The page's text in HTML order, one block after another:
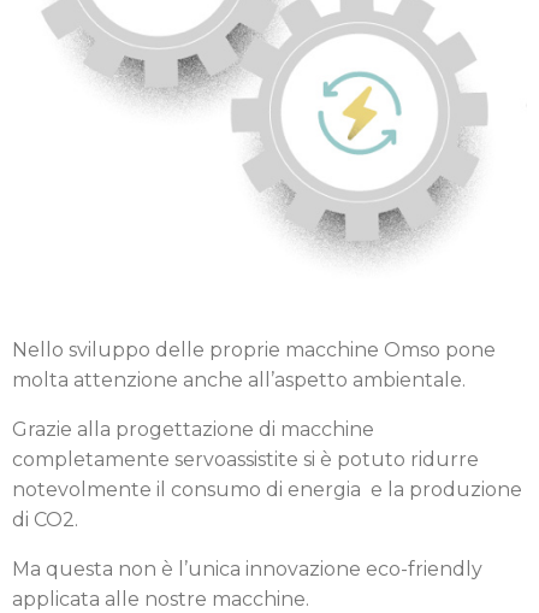
Nello sviluppo delle proprie macchine Omso pone
molta attenzione anche all’aspetto ambientale.
Grazie alla progettazione di macchine
completamente servoassistite si è potuto ridurre
notevolmente il consumo di energia e la produzione
di CO2.
Ma questa non è l’unica innovazione eco-friendly
applicata alle nostre macchine.